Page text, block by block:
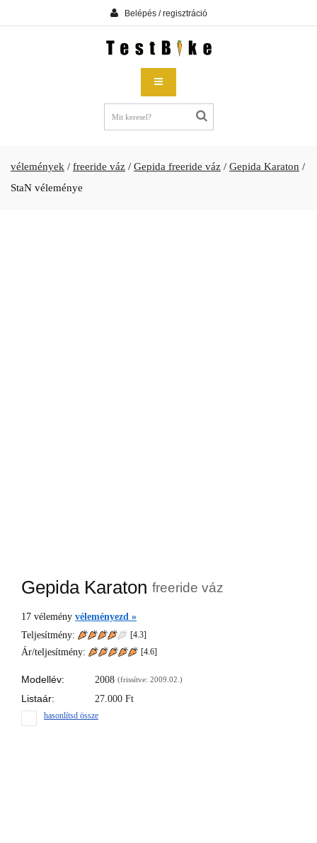
Belépés / regisztráció
vélemények / freeride váz / Gepida freeride váz / Gepida Karaton /
StaN véleménye
Gepida Karaton freeride váz
17 vélemény véleményezd »
Teljesítmény:
[4.3]
Ár/teljesítmény: [4.6]
Modellév: 2008 (frissítve: 2009.02.)
Listaár: 27.000 Ft
hasonlítsd össze